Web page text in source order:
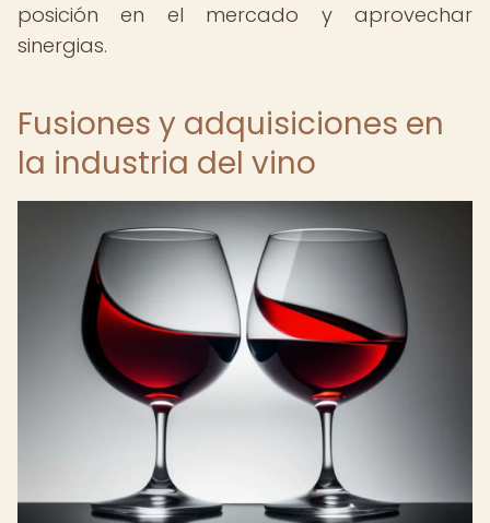
posición en el mercado y aprovechar
sinergias.
Fusiones y adquisiciones en
la industria del vino